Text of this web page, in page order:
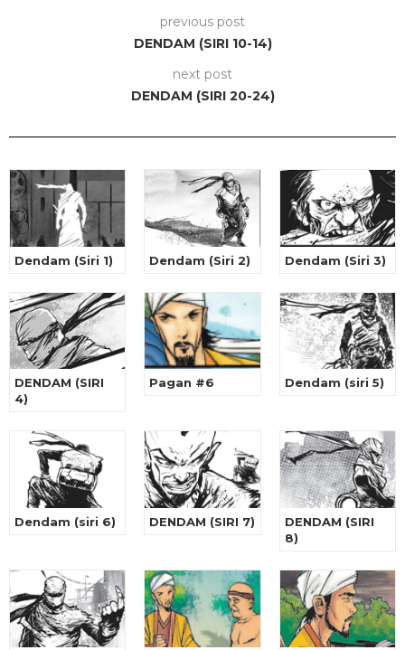
previous post
DENDAM (SIRI 10-14)
next post
DENDAM (SIRI 20-24)
Dendam (Siri 1) Dendam (Siri 2) Dendam (Siri 3)
DENDAM (SIRI
4)
Pagan #6 Dendam (siri 5)
Dendam (siri 6) DENDAM (SIRI 7)
DENDAM (SIRI
8)